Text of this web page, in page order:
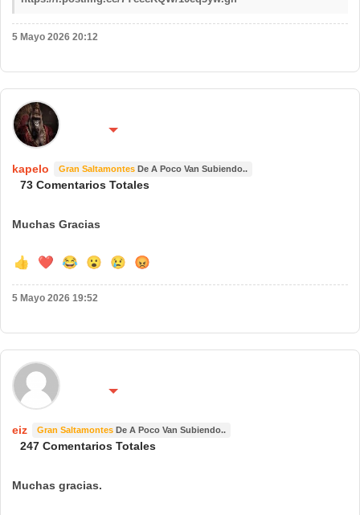
5 Mayo 2026 20:12
kapelo Gran Saltamontes De A Poco Van Subiendo..
73 Comentarios Totales
Muchas Gracias
👍 ❤️ 😂 😮 😢 😡
5 Mayo 2026 19:52
eiz Gran Saltamontes De A Poco Van Subiendo..
247 Comentarios Totales
Muchas gracias.